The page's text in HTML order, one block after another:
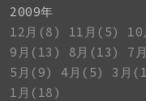
2009年
12月(8)
11月(5)
9月(13)
8月(13) 7
5月(9)
4月(5) 3月
1月(18)